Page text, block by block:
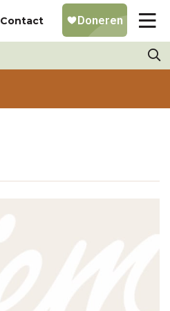
Contact